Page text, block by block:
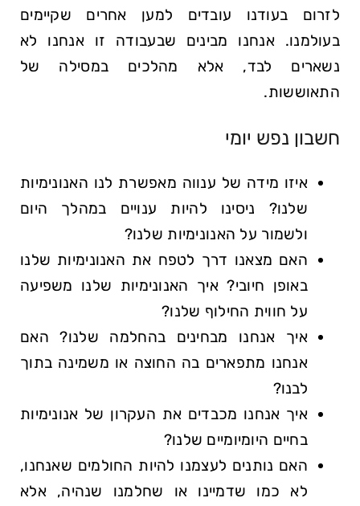
לזרום בעודנו עובדים למען אחרים שקיימים
בעולמנו. אנחנו מבינים שבעבודה זו אנחנו לא
נשארים לבד, אלא מהלכים במסילה של
התאוששות.
חשבון נפש יומי
איזו מידה של ענווה מאפשרת לנו האנונימיות
שלנו? ניסינו להיות ענויים במהלך היום
ולשמור על האנונימיות שלנו?
האם מצאנו דרך לטפח את האנונימיות שלנו
באופן חיובי? איך האנונימיות שלנו משפיעה
על חווית החילוף שלנו?
איך אנחנו מבחינים בהחלמה שלנו? האם
אנחנו מתפארים בה החוצה או משמינה בתוך
לבנו?
איך אנחנו מכבדים את העקרון של אנונימיות
בחיים היומיומיים שלנו?
האם נותנים לעצמנו להיות החולמים שאנחנו,
לא כמו שדמיינו או שחלמנו שנהיה, אלא